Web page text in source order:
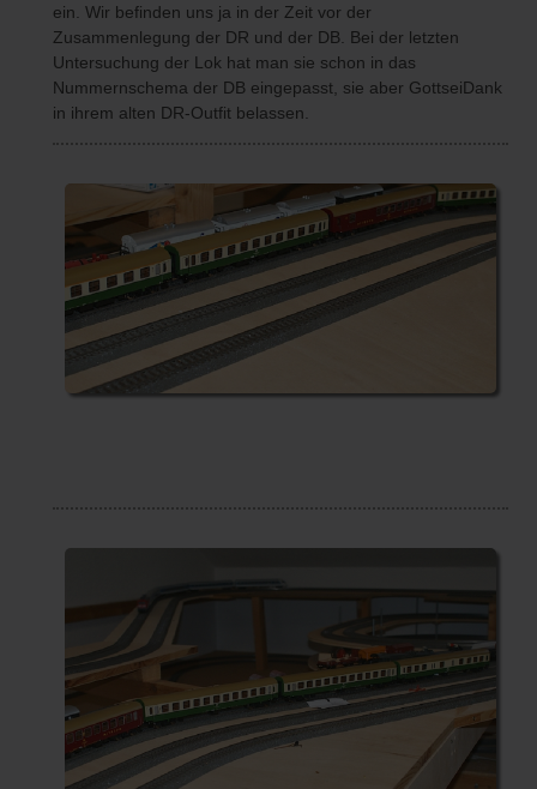
ein. Wir befinden uns ja in der Zeit vor der
Zusammenlegung der DR und der DB. Bei der letzten
Untersuchung der Lok hat man sie schon in das
Nummernschema der DB eingepasst, sie aber GottseiDank
in ihrem alten DR-Outfit belassen.